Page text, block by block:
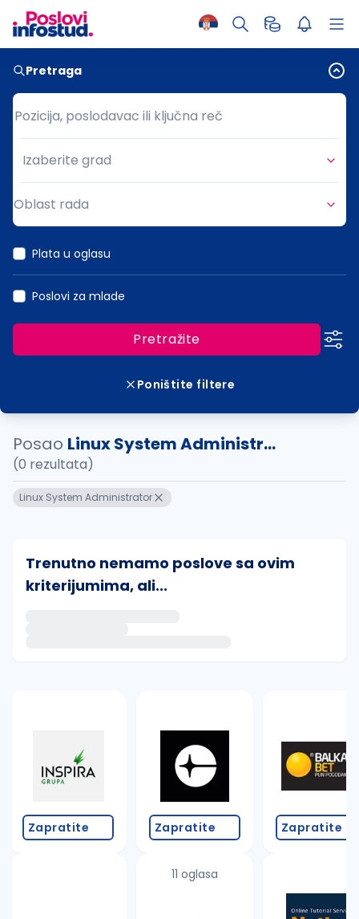
Pretraga
Pozicija, poslodavac ili ključna reč
Pozicija, poslodavac ili ključna reč
Grad
Izaberite grad
Oblast rada
Plata u oglasu
Poslovi za mlade
Pretražite
Poništite filtere
Posao Linux System Administr...
(0 rezultata)
Linux System Administrator
Trenutno nemamo poslove sa ovim
kriterijumima, ali...
Takođe možete da:
proverite pravopisne greške (koristite č, ć, š, đ,
povećajte radijus za odabrani grad
promenite odabrane filtere pretrage
Zapratite Zapratite
11 oglasa
Zapratite